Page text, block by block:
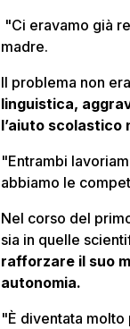
"Ci eravamo già
madre.
Il problema non
linguistica,
l’aiuto scolastico
"Entrambi
abbiamo le
Nel corso del
sia in quelle
rafforzare il suo
autonomia.
"È diventata